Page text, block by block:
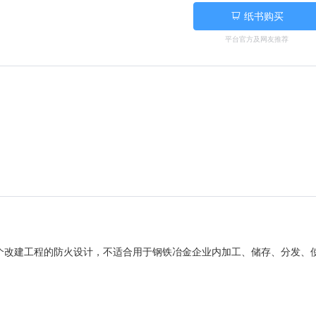
纸书购买
平台官方及网友推荐
建工程的防火设计，不适合用于钢铁冶金企业内加工、储存、分发、